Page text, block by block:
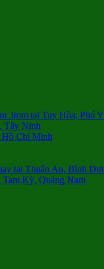
3mm tại Tuy Hòa, Phú
Tây Ninh
Hồ Chí Minh
tại Thuận An, Bình
Tam Kỳ, Quảng Nam